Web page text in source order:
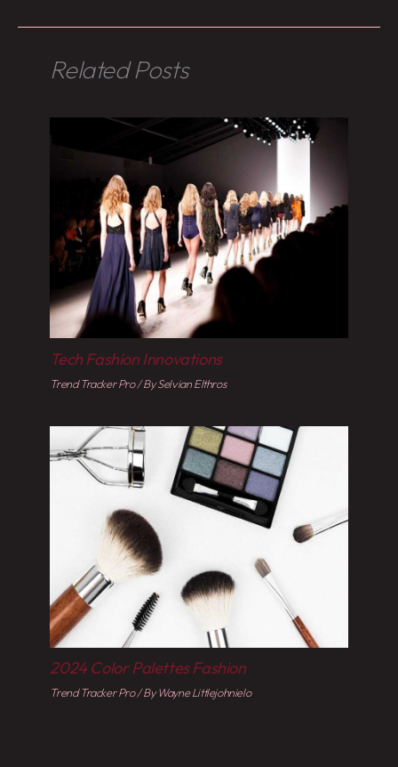
Related Posts
Tech Fashion Innovations
Trend Tracker Pro/ BySelvian Elthros
2024 Color Palettes Fashion
Trend Tracker Pro/ ByWayne Littlejohnielo